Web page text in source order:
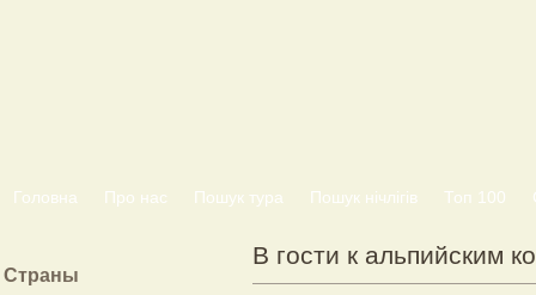
Головна Про нас Пошук тура Пошук нічлігів Топ 100
В гости к альпийским
Страны